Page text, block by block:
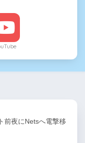
前夜にNetsへ電撃移